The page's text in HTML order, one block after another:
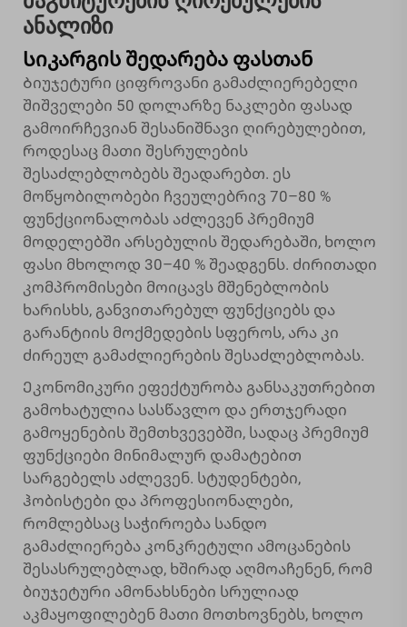
ანალიზი
Სიკარგის შედარება ფასთან
Ბიუჯეტური ციფროვანი გამაძლიერებელი
შიშველები 50 დოლარზე ნაკლები ფასად
გამოირჩევიან შესანიშნავი ღირებულებით,
როდესაც მათი შესრულების
შესაძლებლობებს შეადარებთ. ეს
მოწყობილობები ჩვეულებრივ 70–80 %
ფუნქციონალობას აძლევენ პრემიუმ
მოდელებში არსებულის შედარებაში, ხოლო
ფასი მხოლოდ 30–40 % შეადგენს. ძირითადი
კომპრომისები მოიცავს მშენებლობის
ხარისხს, განვითარებულ ფუნქციებს და
გარანტიის მოქმედების სფეროს, არა კი
ძირეულ გამაძლიერების შესაძლებლობას.
Ეკონომიკური ეფექტურობა განსაკუთრებით
გამოხატულია სასწავლო და ერთჯერადი
გამოყენების შემთხვევებში, სადაც პრემიუმ
ფუნქციები მინიმალურ დამატებით
სარგებელს აძლევენ. სტუდენტები,
ჰობისტები და პროფესიონალები,
რომლებსაც საჭიროება სანდო
გამაძლიერება კონკრეტული ამოცანების
შესასრულებლად, ხშირად აღმოაჩენენ, რომ
ბიუჯეტური ამონახსნები სრულიად
აკმაყოფილებენ მათი მოთხოვნებს, ხოლო